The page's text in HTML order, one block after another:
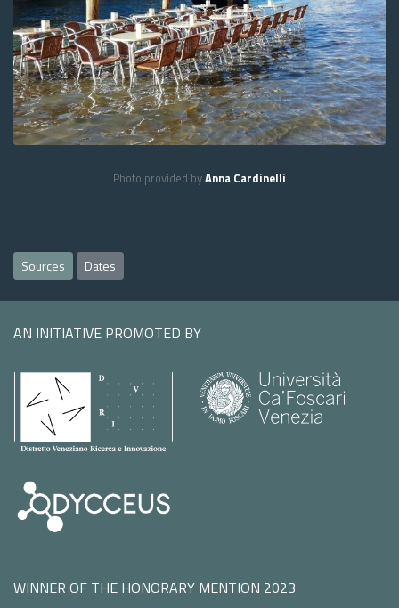
Photo provided byAnna Cardinelli
Sources Dates
AN INITIATIVE PROMOTED BY
WINNER OF THE HONORARY MENTION 2023